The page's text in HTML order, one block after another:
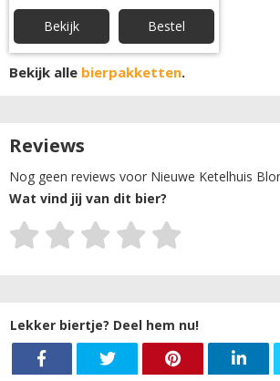
Bekijk Bestel
Bekijk alle bierpakketten.
Reviews
Nog geen reviews voor Nieuwe Ketelhuis
Wat vind jij van dit bier?
Lekker biertje? Deel hem nu!